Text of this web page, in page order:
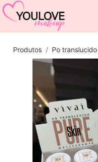
Produtos Po